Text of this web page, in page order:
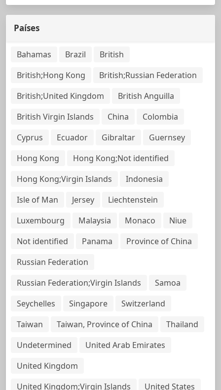
Países
Bahamas Brazil
British
British;Hong Kong
British;Russian Federation
British;United Kingdom
British Anguilla
British Virgin Islands
China
Colombia
Cyprus
Ecuador Gibraltar
Guernsey
Hong Kong
Hong Kong;Not identified
Hong Kong;Virgin Islands
Indonesia
Isle of Man
Jersey
Liechtenstein
Luxembourg
Malaysia Monaco
Niue
Not identified
Panama
Province of China
Russian Federation
Russian Federation;Virgin Islands
Samoa
Seychelles
Singapore
Switzerland
Taiwan
Taiwan, Province of China
Thailand
Undetermined
United Arab Emirates
United Kingdom
United Kingdom;Virgin Islands
United States